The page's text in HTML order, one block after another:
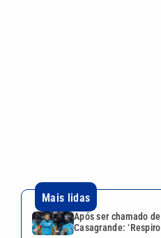
Motociclista é preso
após fugir da